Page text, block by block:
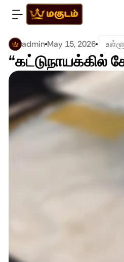
admin May 15, 2026
“கட்டுநாயக்கில்